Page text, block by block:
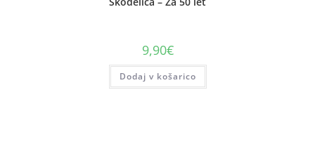
9,90€
Dodaj v košarico